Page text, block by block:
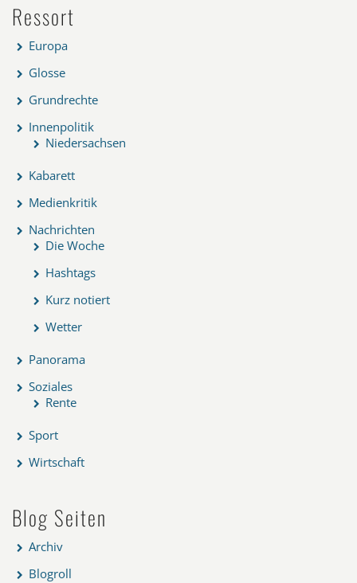
Ressort
Europa
Glosse
Grundrechte
Innenpolitik
Niedersachsen
Kabarett
Medienkritik
Nachrichten
Die Woche
Hashtags
Kurz notiert
Wetter
Panorama
Soziales
Rente
Sport
Wirtschaft
Blog Seiten
Archiv
Blogroll